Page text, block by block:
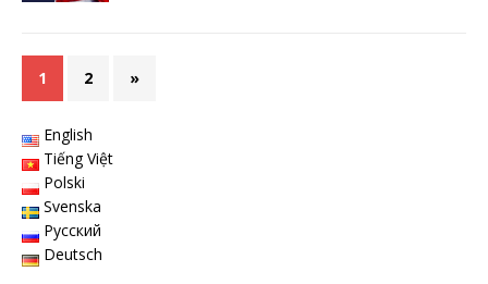
1 2 »
English
Tiếng Việt
Polski
Svenska
Русский
Deutsch